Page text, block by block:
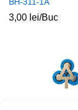
3,00 lei/Buc